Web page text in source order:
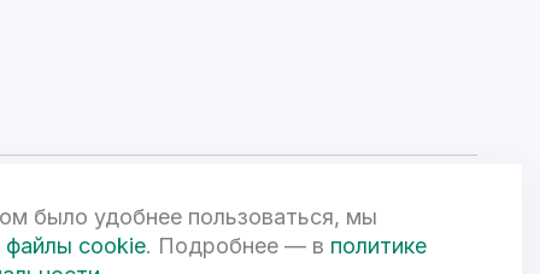
Федерации и может быть изменена по усмотрению компании.
офертой. 3D-визуализации объектов жилой и коммерческой
было удобнее пользоваться, мы
файлы cookie. Подробнее — в политике